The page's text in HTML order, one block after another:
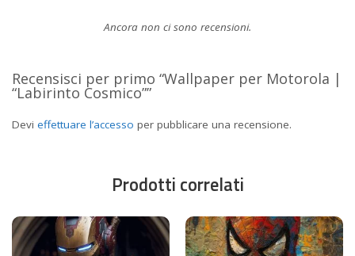
Ancora non ci sono recensioni.
Recensisci per primo “Wallpaper per Motorola |
“Labirinto Cosmico””
Devi effettuare l’accesso per pubblicare una recensione.
Prodotti correlati